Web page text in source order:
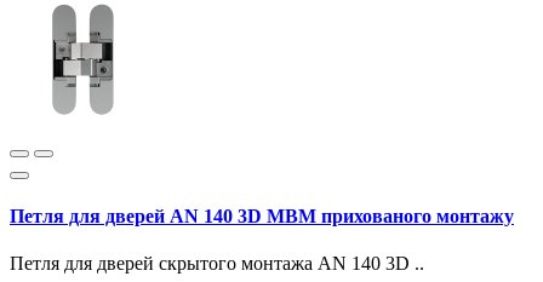
Петля для дверей AN 140 3D МВМ прихованого монтажу
Петля для дверей скрытого монтажа AN 140 3D ..